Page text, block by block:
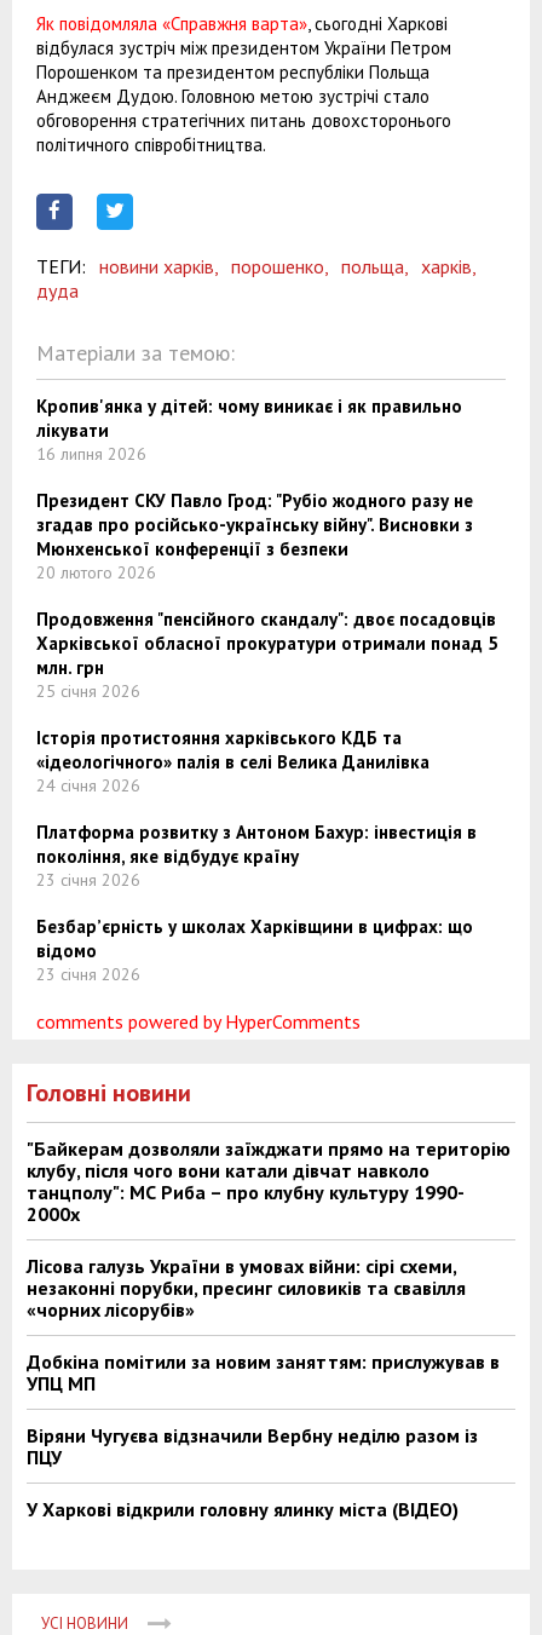
Як повідомляла «Справжня варта» , сьогодні Харкові
відбулася зустріч між президентом України Петром
Порошенком та президентом республіки Польща
Анджеєм Дудою. Головною метою зустрічі стало
обговорення стратегічних питань довохсторонього
політичного співробітництва.
ТЕГИ: новини харків, порошенко, польща,
харків,
дуда
Матеріали за темою:
Кропив'янка у дітей: чому виникає і як правильно
лікувати
16 липня 2026
Президент СКУ Павло Грод: "Рубіо жодного разу не
згадав про російсько-українську війну". Висновки з
Мюнхенської конференції з безпеки
20 лютого 2026
Продовження "пенсійного скандалу": двоє посадовців
Харківської обласної прокуратури отримали понад 5
млн. грн
25 січня 2026
Історія протистояння харківського КДБ та
«ідеологічного» палія в селі Велика Данилівка
24 січня 2026
Платформа розвитку з Антоном Бахур: інвестиція в
покоління, яке відбудує країну
23 січня 2026
Безбар’єрність у школах Харківщини в цифрах: що
відомо
23 січня 2026
comments powered by HyperComments
Головні новини
"Байкерам дозволяли заїжджати прямо на територію
клубу, після чого вони катали дівчат навколо
танцполу": МС Риба – про клубну культуру 1990-
2000х
Лісова галузь України в умовах війни: сірі схеми,
незаконні порубки, пресинг силовиків та свавілля
«чорних лісорубів»
Добкіна помітили за новим заняттям: прислужував в
УПЦ МП
Віряни Чугуєва відзначили Вербну неділю разом із
ПЦУ
У Харкові відкрили головну ялинку міста (ВІДЕО)
УСІ НОВИНИ